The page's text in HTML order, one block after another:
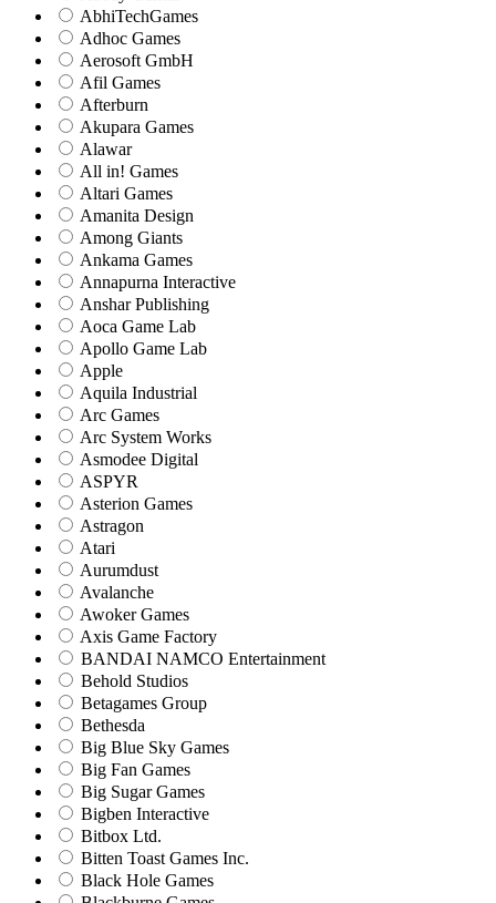
AbhiTechGames
Adhoc Games
Aerosoft GmbH
Afil Games
Afterburn
Akupara Games
Alawar
All in! Games
Altari Games
Amanita Design
Among Giants
Ankama Games
Annapurna Interactive
Anshar Publishing
Aoca Game Lab
Apollo Game Lab
Apple
Aquila Industrial
Arc Games
Arc System Works
Asmodee Digital
ASPYR
Asterion Games
Astragon
Atari
Aurumdust
Avalanche
Awoker Games
Axis Game Factory
BANDAI NAMCO Entertainment
Behold Studios
Betagames Group
Bethesda
Big Blue Sky Games
Big Fan Games
Big Sugar Games
Bigben Interactive
Bitbox Ltd.
Bitten Toast Games Inc.
Black Hole Games